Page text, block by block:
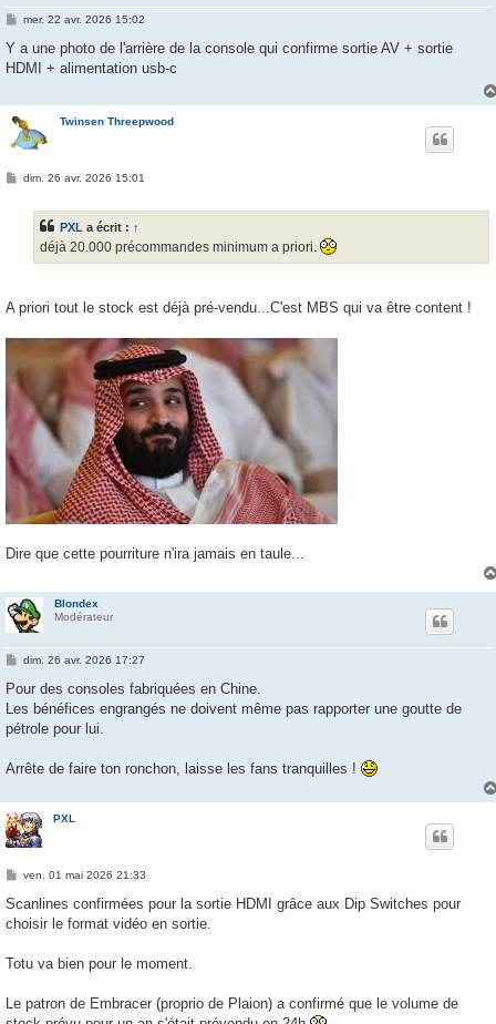
M
s
a
mer. 22 avr. 2026 15:02
Y a une photo de l'arrière de la console qui confirme sortie AV + sortie
HDMI + alimentation usb-c
Twinsen Threepwood
Mdim. 26 avr. 2026 15:01
PXL a écrit : ↑
déjà 20.000 précommandes minimum a priori.
A priori tout le stock est déjà pré-vendu...C'est MBS qui va être content !
Dire que cette pourriture n'ira jamais en taule...
Blondex
Modérateur
M
s
a
g
dim. 26 avr. 2026 17:27
Pour des consoles fabriquées en Chine.
Les bénéfices engrangés ne doivent même pas rapporter une goutte de
pétrole pour lui.
Arrête de faire ton ronchon, laisse les fans tranquilles !
PXL
M
s
a
ven. 01 mai 2026 21:33
Scanlines confirmées pour la sortie HDMI grâce aux Dip Switches pour
choisir le format vidéo en sortie.
Totu va bien pour le moment.
Le patron de Embracer (proprio de Plaion) a confirmé que le volume de